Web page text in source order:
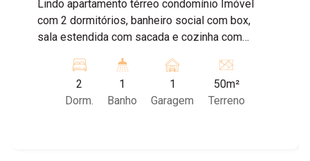
Lindo apartamento térreo condomínio Imóvel
com 2 dormitórios, banheiro social com box,
sala estendida com sacada e cozinha com
salão de festas, portaria eletrônica e água
inclusa no boleto do condomínio. Agende sua
visita!
2
Dorm.
1
Banho
1
Garagem
50m²
Terreno